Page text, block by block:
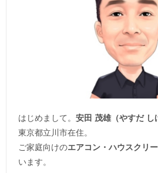
はじめまして。 安田 茂雄（やすだ し
東京都立川市在住。
ご家庭向けのエアコン・ハウスクリ
います。